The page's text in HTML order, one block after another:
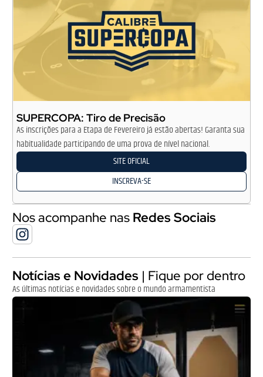
SUPERCOPA: Tiro de Precisão
As inscrições para a Etapa de Fevereiro já estão abertas! Garanta sua
habitualidade participando de uma prova de nível nacional.
SITE OFICIAL
INSCREVA-SE
Nos acompanhe nas Redes Sociais
Notícias e Novidades | Fique por dentro
As últimas notícias e novidades sobre o mundo armamentista